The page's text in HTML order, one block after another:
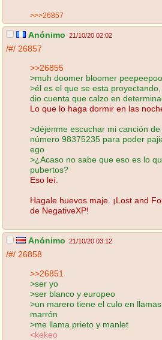
>>>26857
Anónimo 21/10/20 02:02
/#/ 26857
>>26855
>muh doomer bloomer
>él es el que se esta
dio cuenta que calzo en
Lo que lo haga dormir en las
>déjenme escuchar mi canción
número 98375235 para poder
ego
>¿Acaso no sabe que eso es lo
pubertos?
Eso leí.
Hagale huevos maje. ¡Lost and
de NegativeXP!
Anónimo 21/10/20 03:12
/#/ 26858
>>26851
>ser yo
>ser blanco y europeo
>un marero tiene el culo en
marrón
>me llama prieto y manlet
<kekeo